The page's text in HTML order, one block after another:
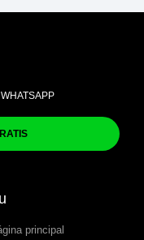
principal